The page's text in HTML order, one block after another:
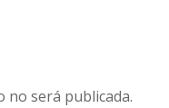
no será publicada.